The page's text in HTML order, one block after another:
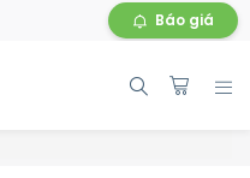
Báo giá